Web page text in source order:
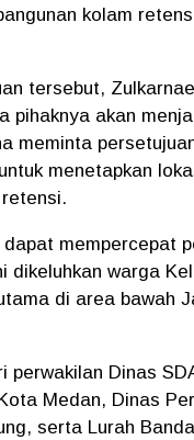
kolam
tersebut,
pihaknya akan
meminta
menetapkan
dapat mempercepat
dikeluhkan warga
di area bawah
perwakilan Dinas
Medan, Dinas
serta Lurah